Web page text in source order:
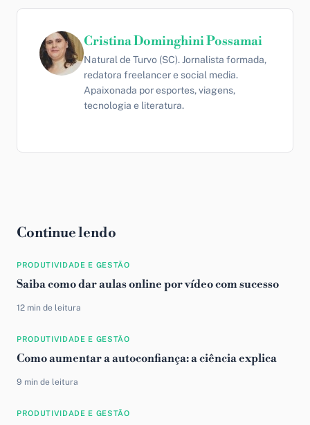
Cristina Dominghini Possamai
Natural de Turvo (SC). Jornalista formada,
redatora freelancer e social media.
Apaixonada por esportes, viagens,
tecnologia e literatura.
Continue lendo
PRODUTIVIDADE E GESTÃO
Saiba como dar aulas online por vídeo com sucesso
12 min de leitura
PRODUTIVIDADE E GESTÃO
Como aumentar a autoconfiança: a ciência explica
9 min de leitura
PRODUTIVIDADE E GESTÃO